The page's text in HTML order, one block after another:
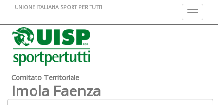
Toggle
UNIONE ITALIANA SPORT PER TUTTI
Comitato Territoriale
Imola Faenza